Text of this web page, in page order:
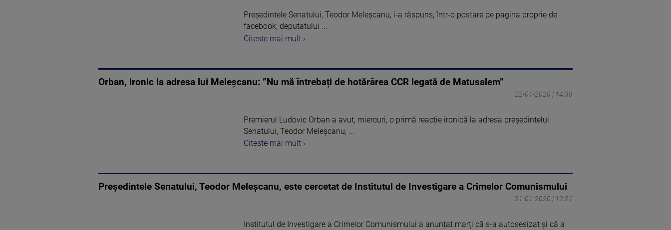
Președintele Senatului, Teodor Meleșcanu, i-a răspuns, într-o postare pe pagina proprie de
facebook, deputatului ...
Citeste mai mult ›
Orban, ironic la adresa lui Meleșcanu: ”Nu mă întrebați de hotărârea CCR legată de Matusalem”
22-01-2020 | 14:38
Premierul Ludovic Orban a avut, miercuri, o primă reacție ironică la adresa președintelui
Senatului, Teodor Meleșcanu, ...
Citeste mai mult ›
Președintele Senatului, Teodor Meleșcanu, este cercetat de Institutul de Investigare a Crimelor Comunismului
21-01-2020 | 12:21
Institutul de Investigare a Crimelor Comunismului a anunțat marți că s-a autosesizat şi că a